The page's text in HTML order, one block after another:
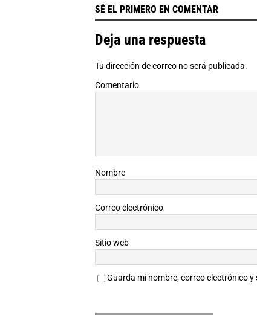
SÉ EL PRIMERO EN COMENTAR
Deja una respuesta
Tu dirección de correo no será publicada.
Comentario
Nombre
Correo electrónico
Sitio web
Guarda mi nombre, correo electrónico